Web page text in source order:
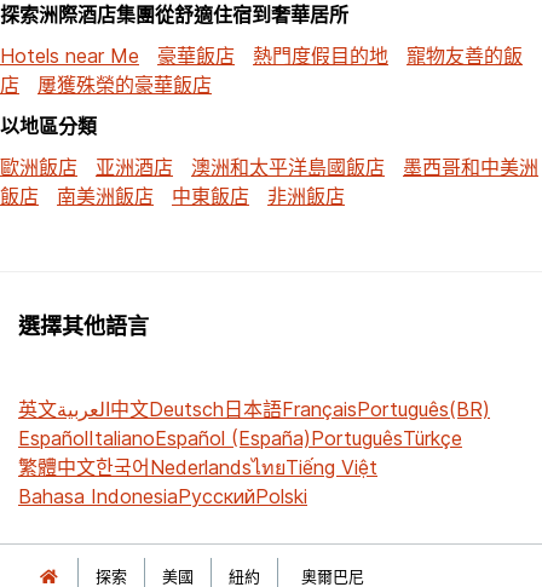
探索洲際酒店集團從舒適住宿到奢華居所
Hotels near Me
豪華飯店 熱門度假目的地
寵物友善的飯
店
屢獲殊榮的豪華飯店
以地區分類
歐洲飯店
亚洲酒店 澳洲和太平洋島國飯店
墨西哥和中美洲
飯店
南美洲飯店 中東飯店 非洲飯店
選擇其他語言
英文العربية中文Deutsch日本語FrançaisPortuguês(BR)
EspañolItalianoEspañol (España)PortuguêsTürkçe
繁體中文한국어NederlandsไทยTiếng Việt
Bahasa IndonesiaРусскийPolski
探索 美國 紐約 奧爾巴尼